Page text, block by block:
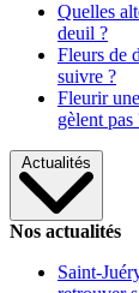
Quelles
deuil ?
Fleurs de
suivre ?
Fleurir
gèlent pas
Actualités
Nos actualités
Saint-